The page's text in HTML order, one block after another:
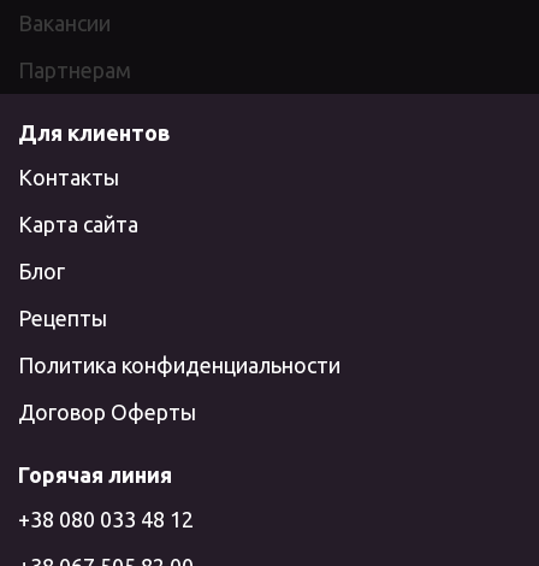
Вакансии
Партнерам
Для клиентов
Контакты
Карта сайта
Блог
Рецепты
Политика конфиденциальности
Договор Оферты
Горячая линия
+38 080 033 48 12